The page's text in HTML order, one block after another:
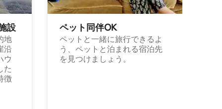
設
地
沿
ウ
た
徴
ペット同⁠伴OK
ペットと一緒に旅行できるよ
う、ペットと泊まれる宿泊先
を見つけましょう。